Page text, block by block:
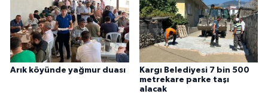
Arık köyünde yağmur duası
Kargı Belediyesi 7 bin 500
metrekare parke taşı
alacak